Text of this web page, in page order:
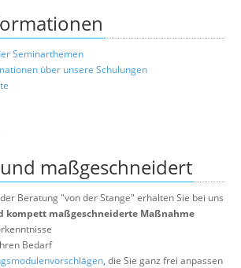
Seminarthemen
über unsere Schulungen
maßgeschneidert
Beratung "von der Stange" erhalten Sie bei uns
kompett maßgeschneiderte Maßnahme
Bedarf
, die Sie ganz frei anpassen